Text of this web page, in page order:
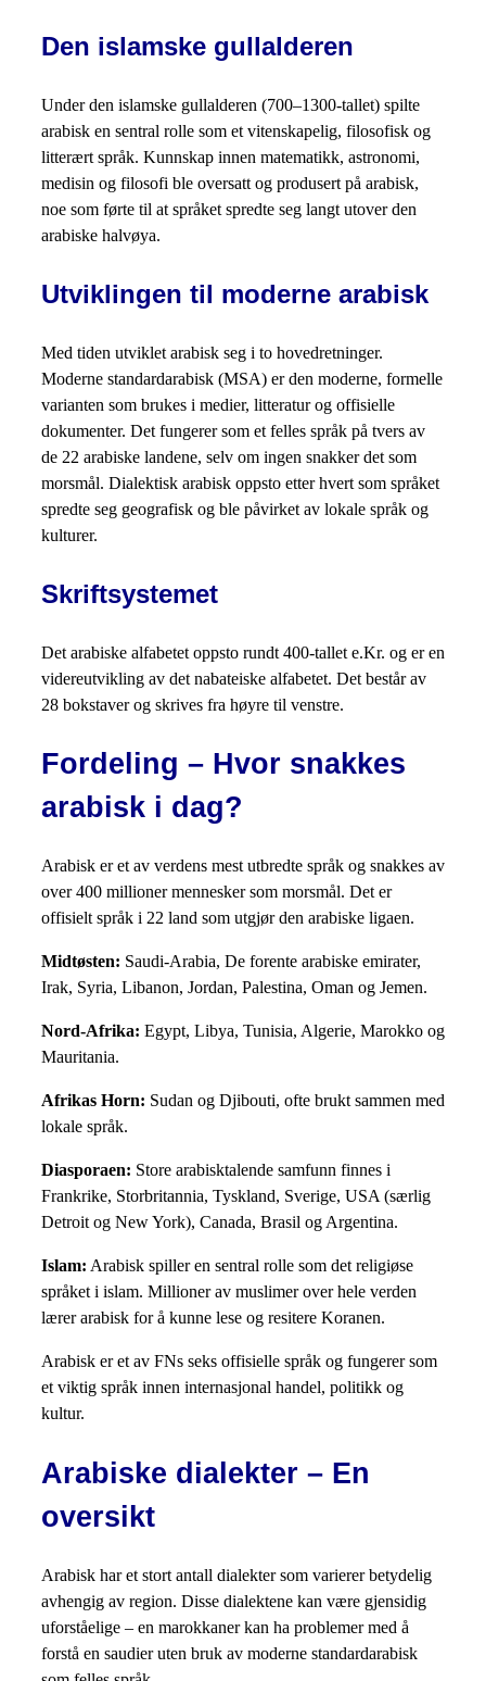
Den islamske gullalderen
Under den islamske gullalderen (700–1300-tallet) spilte
arabisk en sentral rolle som et vitenskapelig, filosofisk og
litterært språk. Kunnskap innen matematikk, astronomi,
medisin og filosofi ble oversatt og produsert på arabisk,
noe som førte til at språket spredte seg langt utover den
arabiske halvøya.
Utviklingen til moderne arabisk
Med tiden utviklet arabisk seg i to hovedretninger.
Moderne standardarabisk (MSA) er den moderne, formelle
varianten som brukes i medier, litteratur og offisielle
dokumenter. Det fungerer som et felles språk på tvers av
de 22 arabiske landene, selv om ingen snakker det som
morsmål. Dialektisk arabisk oppsto etter hvert som språket
spredte seg geografisk og ble påvirket av lokale språk og
kulturer.
Skriftsystemet
Det arabiske alfabetet oppsto rundt 400-tallet e.Kr. og er en
videreutvikling av det nabateiske alfabetet. Det består av
28 bokstaver og skrives fra høyre til venstre.
Fordeling – Hvor snakkes
arabisk i dag?
Arabisk er et av verdens mest utbredte språk og snakkes av
over 400 millioner mennesker som morsmål. Det er
offisielt språk i 22 land som utgjør den arabiske ligaen.
Midtøsten: Saudi-Arabia, De forente arabiske emirater,
Irak, Syria, Libanon, Jordan, Palestina, Oman og Jemen.
Nord-Afrika: Egypt, Libya, Tunisia, Algerie, Marokko og
Mauritania.
Afrikas Horn: Sudan og Djibouti, ofte brukt sammen med
lokale språk.
Diasporaen: Store arabisktalende samfunn finnes i
Frankrike, Storbritannia, Tyskland, Sverige, USA (særlig
Detroit og New York), Canada, Brasil og Argentina.
Islam: Arabisk spiller en sentral rolle som det religiøse
språket i islam. Millioner av muslimer over hele verden
lærer arabisk for å kunne lese og resitere Koranen.
Arabisk er et av FNs seks offisielle språk og fungerer som
et viktig språk innen internasjonal handel, politikk og
kultur.
Arabiske dialekter – En
oversikt
Arabisk har et stort antall dialekter som varierer betydelig
avhengig av region. Disse dialektene kan være gjensidig
uforståelige – en marokkaner kan ha problemer med å
forstå en saudier uten bruk av moderne standardarabisk